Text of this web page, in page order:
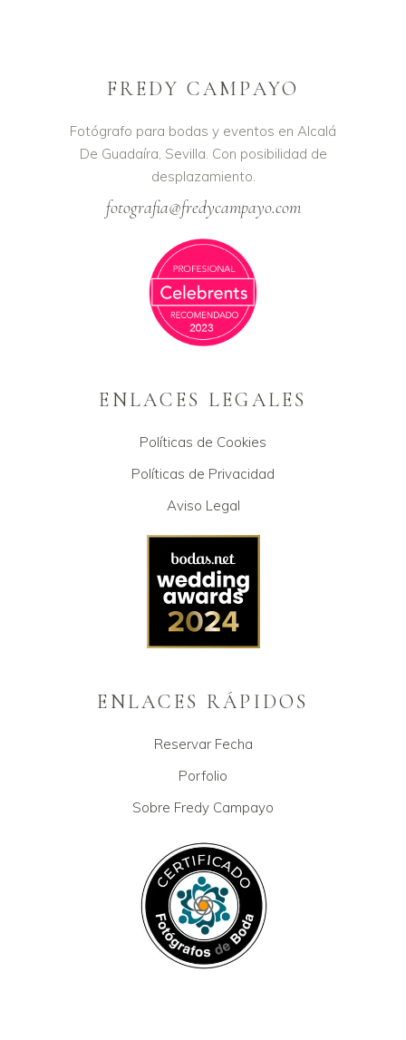
FREDY CAMPAYO
Fotógrafo para bodas y eventos en Alcalá
De Guadaíra, Sevilla. Con posibilidad de
desplazamiento.
fotografia@fredycampayo.com
ENLACES LEGALES
Políticas de Cookies
Políticas de Privacidad
Aviso Legal
ENLACES RÁPIDOS
Reservar Fecha
Porfolio
Sobre Fredy Campayo